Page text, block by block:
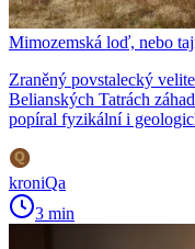
Mimozemská loď, nebo
Zraněný povstalecký
Belianských Tatrách
popíral fyzikální i
kroniQa
3 min